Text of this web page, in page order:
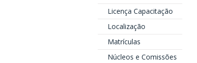
Licença Capacitação
Localização
Matrículas
Núcleos e Comissões